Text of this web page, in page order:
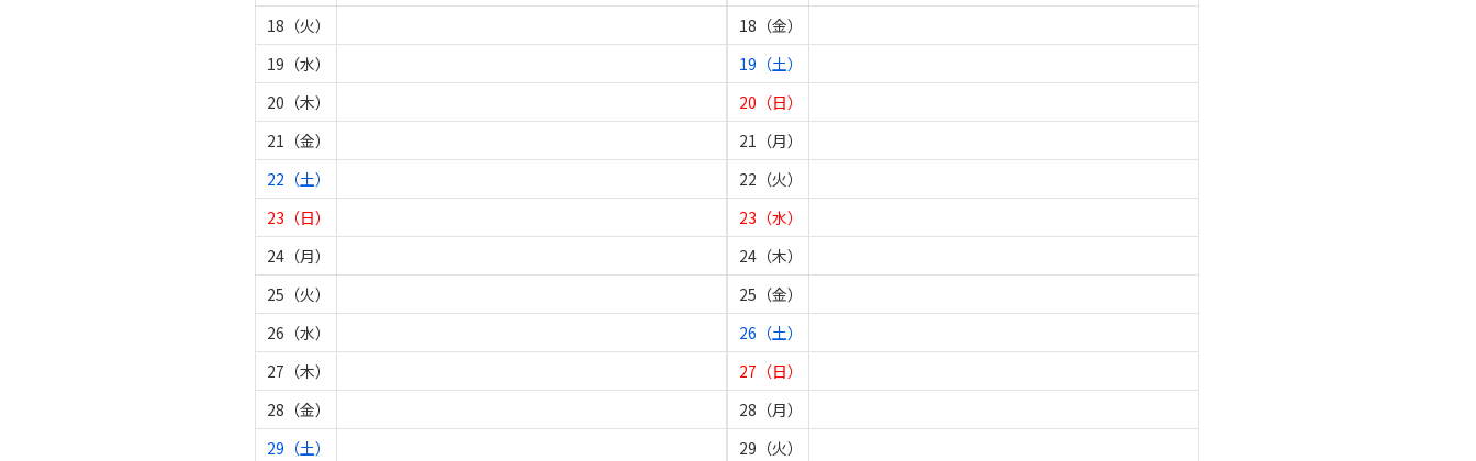
18（火）
19（水）
20（木）
21（金）
22（土）
23（日）
24（月）
25（火）
26（水）
27（木）
28（金）
29（土）
18（金）
19（土）
20（日）
21（月）
22（火）
23（水）
24（木）
25（金）
26（土）
27（日）
28（月）
29（火）